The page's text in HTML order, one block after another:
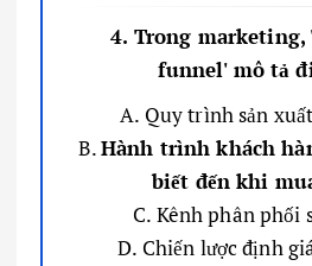
4. Trong marketing,
funnel' mô tả
A. Quy trình sản
B.Hành trình khách
biết đến khi
C. Kênh phân phối
D. Chiến lược định